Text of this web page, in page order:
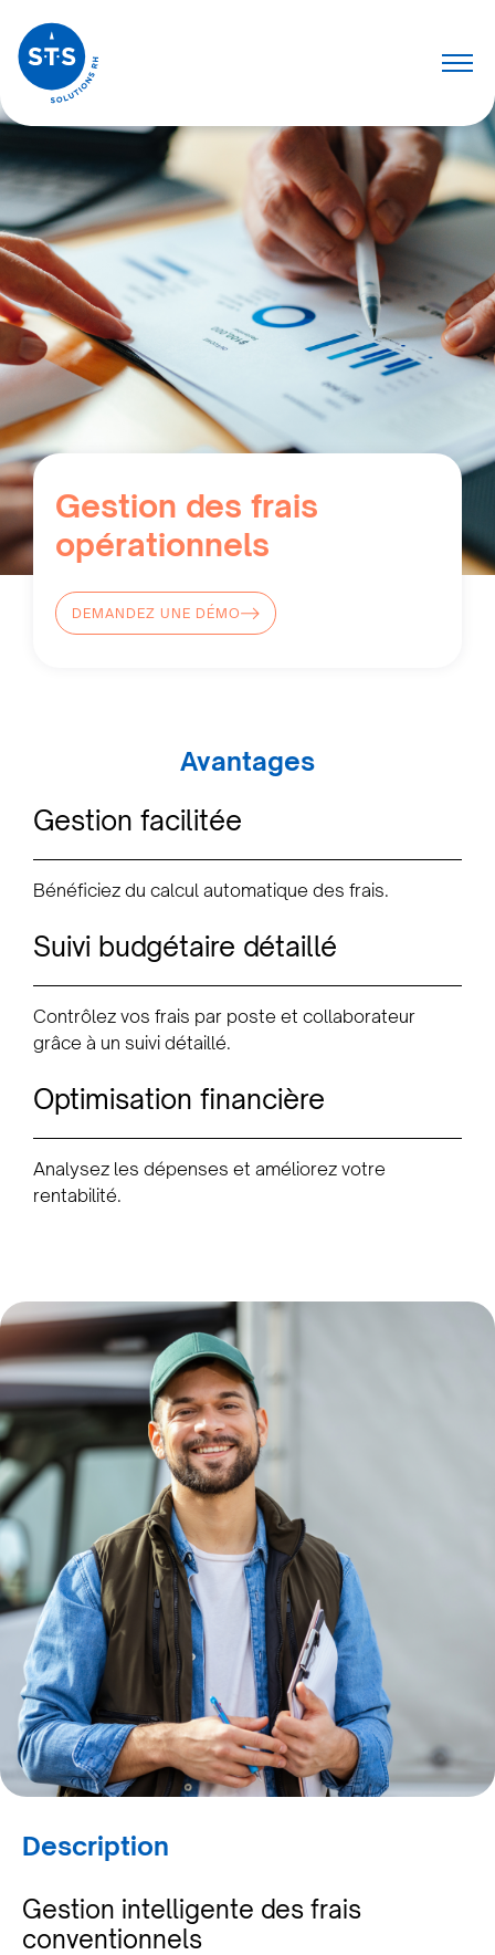
Gestion des frais
opérationnels
DEMANDEZ UNE DÉMO
Avantages
Gestion facilitée
Bénéficiez du calcul automatique des frais.
Suivi budgétaire détaillé
Contrôlez vos frais par poste et collaborateur
grâce à un suivi détaillé.
Optimisation financière
Analysez les dépenses et améliorez votre
rentabilité.
Description
Gestion intelligente des frais
conventionnels